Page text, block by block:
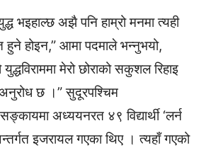
भइहाल्छ अझै पनि हाम्रो मनमा त्यही
होइन,” आमा पदमाले भन्नुभयो,
मेरो छोराको सकुशल रिहाइ
छ ।” सुदूरपश्चिम
अध्ययनरत ४९ विद्यार्थी ‘लर्न
इजरायल गएका थिए । त्यहाँ गएको